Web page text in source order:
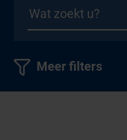
Meer filters